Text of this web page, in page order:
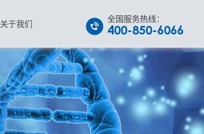
关于我们 全国服务热线：
400-850-6066